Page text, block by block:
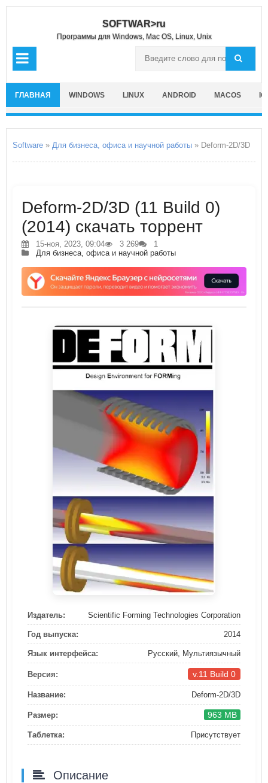
SOFTWAR>ru
Программы для Windows, Mac OS, Linux, Unix
ГЛАВНАЯ WINDOWS LINUX ANDROID MACOS
Software » Для бизнеса, офиса и научной работы » Deform-2D/3D
Deform-2D/3D (11 Build 0)
(2014) скачать торрент
15-ноя, 2023, 09:04 3 269
1
Для бизнеса, офиса и научной работы
Издатель: Scientific Forming Technologies Corporation
Год выпуска: 2014
Язык интерфейса: Русский, Мультиязычный
Версия: v.11 Build 0
Название: Deform-2D/3D
Размер: 963 MB
Таблетка: Присутствует
Описание